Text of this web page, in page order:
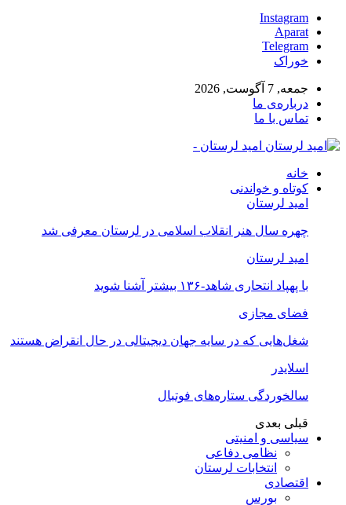
Instagram
Aparat
Telegram
خوراک
جمعه, 7 آگوست, 2026
درباره‌ی ما
تماس با ما
امید لرستان -
خانه
کوتاه و خواندنی
امید لرستان
چهره سال هنر انقلاب اسلامی در لرستان معرفی شد
امید لرستان
با پهپاد انتحاری شاهد-۱۳۶ بیشتر آشنا شوید
فضای مجازی
شغل‌‌هایی که در سایه جهان دیجیتالی در حال انقراض هستند
اسلایدر
سالخوردگی ستاره‌های فوتبال
قبلی بعدی
سیاسی و امنیتی
نظامی دفاعی
انتخابات لرستان
اقتصادی
بورس